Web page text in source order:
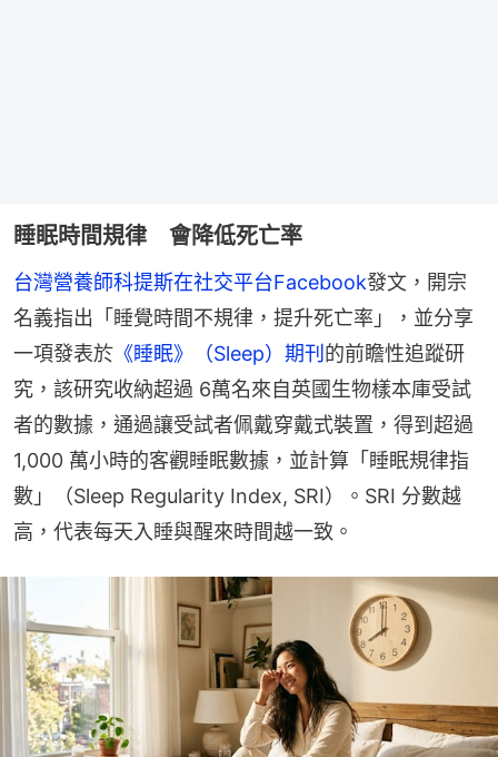
睡眠時間規律 會降低死亡率
台灣營養師科提斯在社交平台Facebook發文，開宗
名義指出「睡覺時間不規律，提升死亡率」，並分享
一項發表於 《睡眠》（Sleep）期刊 的前瞻性追蹤研
究，該研究收納超過 6萬名來自英國生物樣本庫受試
者的數據，通過讓受試者佩戴穿戴式裝置，得到超過
1,000 萬小時的客觀睡眠數據，並計算「睡眠規律指
數」（Sleep Regularity Index, SRI）。SRI 分數越
高，代表每天入睡與醒來時間越一致。